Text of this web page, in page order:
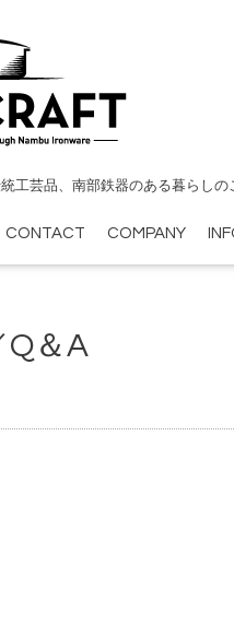
工芸品、南部鉄器のある暮らしの
CONTACT COMPANY
Q＆A